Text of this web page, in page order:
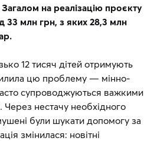
на реалізацію проєкту
33 млн грн, з яких 28,3 млн
12 тисяч дітей отримують
цю проблему — мінно-
супроводжуються важкими
нестачу необхідного
були шукати допомогу за
змінилася: новітні